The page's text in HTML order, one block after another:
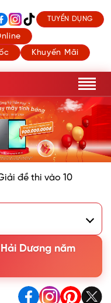
Khuyến Mãi
TUYỂN DỤNG
đề thi vào 10
Dương năm 2025
Dương năm